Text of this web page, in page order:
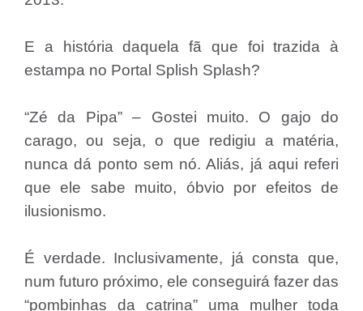
E a história daquela fã que foi trazida à
estampa no Portal Splish Splash?
“Zé da Pipa” – Gostei muito. O gajo do
carago, ou seja, o que redigiu a matéria,
nunca dá ponto sem nó. Aliás, já aqui referi
que ele sabe muito, óbvio por efeitos de
ilusionismo.
É verdade. Inclusivamente, já consta que,
num futuro próximo, ele conseguirá fazer das
“pombinhas da catrina” uma mulher toda